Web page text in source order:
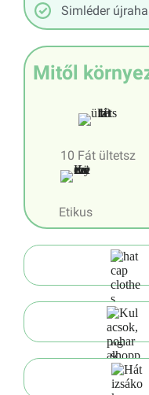
Simléder
Mitől
10 Fát ültetsz
Etikus